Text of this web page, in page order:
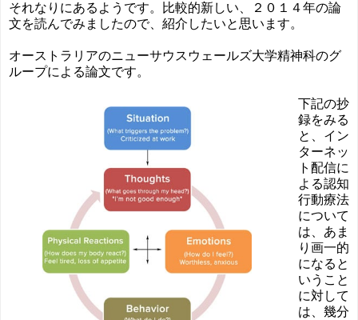
それなりにあるようです。比較的新しい、２０１４年の論
文を読んでみましたので、紹介したいと思います。
オーストラリアのニューサウスウェールズ大学精神科のグ
ループによる論文です。
下記の抄
録をみる
と、イン
ターネッ
ト配信に
よる認知
行動療法
について
は、あま
り画一的
になると
いうこと
に対して
は、幾分